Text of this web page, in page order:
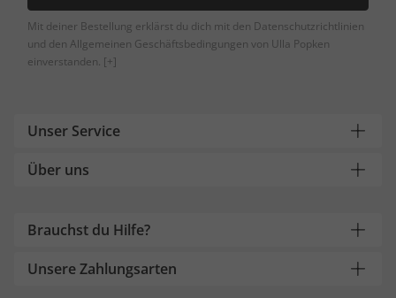
Mit deiner Bestellung erklärst du dich mit den Datenschutzrichtlinien
und den Allgemeinen Geschäftsbedingungen von Ulla Popken
einverstanden. [+]
Unser Service
Über uns
Brauchst du Hilfe?
Unsere Zahlungsarten